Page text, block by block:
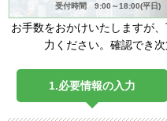
受付時間 9:00～18:00(平日)
お手数をおかけいたしますが
力ください。確認でき
1.必要情報の入力